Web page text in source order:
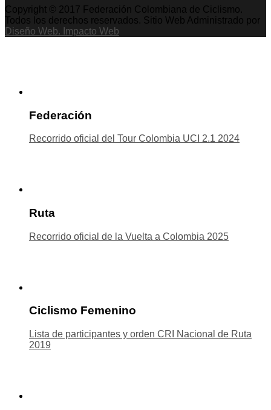
Copyright © 2017 Federación Colombiana de Ciclismo.
Todos los derechos reservados. Sitio Web Administrado por
Diseño Web. Impacto Web
Federación
Recorrido oficial del Tour Colombia UCI 2.1 2024
Ruta
Recorrido oficial de la Vuelta a Colombia 2025
Ciclismo Femenino
Lista de participantes y orden CRI Nacional de Ruta
2019